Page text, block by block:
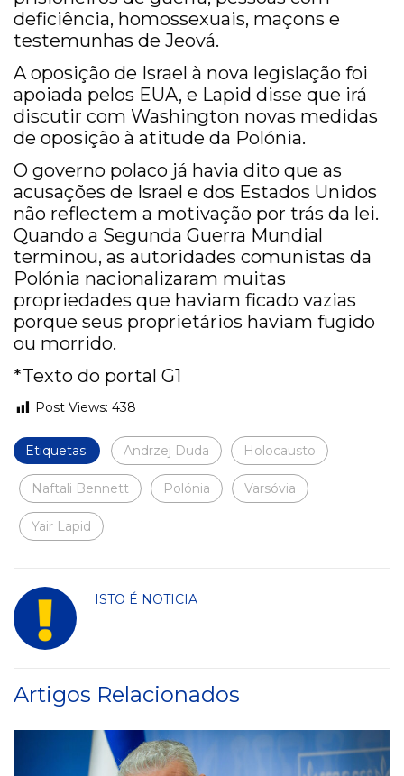
deficiência, homossexuais, maçons e
testemunhas de Jeová.
A oposição de Israel à nova legislação foi
apoiada pelos EUA, e Lapid disse que irá
discutir com Washington novas medidas
de oposição à atitude da Polónia.
O governo polaco já havia dito que as
acusações de Israel e dos Estados Unidos
não reflectem a motivação por trás da lei.
Quando a Segunda Guerra Mundial
terminou, as autoridades comunistas da
Polónia nacionalizaram muitas
propriedades que haviam ficado vazias
porque seus proprietários haviam fugido
ou morrido.
*Texto do portal G1
Post Views: 438
Etiquetas: Andrzej Duda Holocausto
Naftali Bennett Polónia Varsóvia
Yair Lapid
ISTO É NOTICIA
Artigos Relacionados